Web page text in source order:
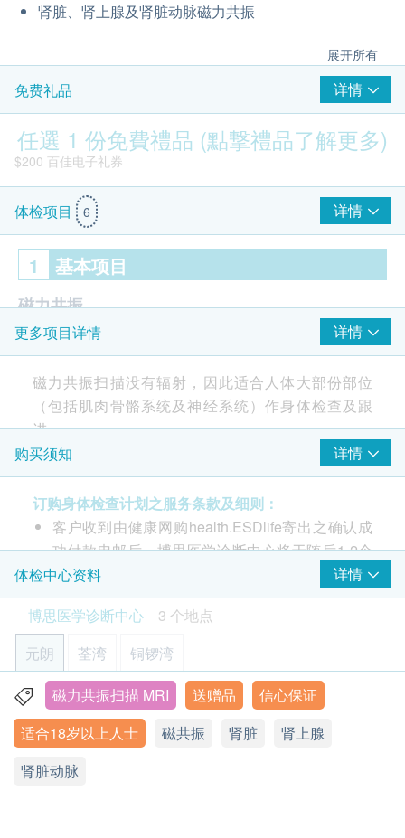
肾脏、肾上腺及肾脏动脉磁力共振
展开所有
免费礼品 详情
任選 1 份免費禮品 (點撃禮品了解更多)
$200 百佳电子礼券
$200 丰泽电子礼券
$200 AEON 礼券
体检项目 6 详情
1 基本项目
磁力共振
肾脏
肾脏动脉
报告
检查前医生咨询
医生讲解报告
3至5个工作天
更多项目详情 详情
磁力共振扫描没有辐射，因此适合人体大部份部位
（包括肌肉骨骼系统及神经系统）作身体检查及跟
进。
磁力共振扫描是非入侵性的检查，利用高磁场和无线
电波将人体内部详细显示到影像中。
购买须知 详情
订购身体检查计划之服务条款及细则：
客户收到由健康网购health.ESDlife寄出之确认成
功付款电邮后，博思医学诊断中心将于随后1-2个
工作天办公时间内，致电客户预约身体检查的时间
及地点。
客户亦可致电查询 (电话: 2152 8540 / Whatsapp:
9885 9813)。
转介：
健康网购health.ESDlife客户必须于进行项目当天向诊
所人员提供由注册医生签发之转介信。（适用于大部
分检查计画，详情请细阅产品页面）
体检中心资料
详情
博思医学诊断中心
3 个地点
元朗
荃湾 铜锣湾
元朗安宁路38号世宙2座11-12号铺
显示地图
星期一至五：09:00a.m – 6:30p.m.
磁力共振扫描 MRI 送赠品
信心保证
适合18岁以上人士
磁共振 肾脏
肾上腺
肾脏动脉